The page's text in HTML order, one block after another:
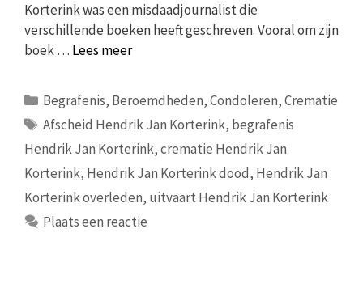
Korterink was een misdaadjournalist die
verschillende boeken heeft geschreven. Vooral om zijn
boek … Lees meer
Categorieën
Begrafenis, Beroemdheden,Condoleren,Crematie
Tags
Afscheid Hendrik Jan Korterink, begrafenis
Hendrik Jan Korterink,crematie Hendrik Jan
Korterink, Hendrik Jan Korterink dood, Hendrik Jan
Korterink overleden, uitvaart Hendrik Jan Korterink
Plaats een reactie